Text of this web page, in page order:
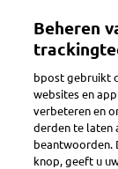
inhoud
Toggle
Er is een
Beheren
bpost gebruikt
websites en
verbeteren en
derden te laten
beantwoorden.
knop, geeft u